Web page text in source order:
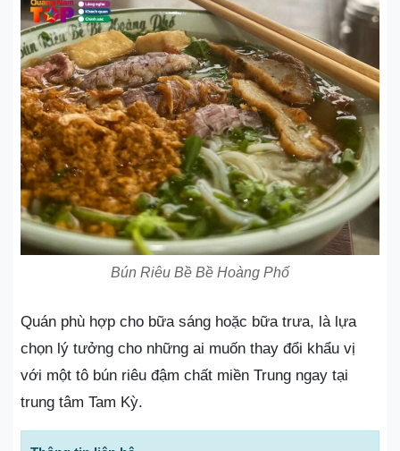
Bún Riêu Bề Bề Hoàng Phố
Quán phù hợp cho bữa sáng hoặc bữa trưa, là lựa
chọn lý tưởng cho những ai muốn thay đổi khẩu vị
với một tô bún riêu đậm chất miền Trung ngay tại
trung tâm Tam Kỳ.